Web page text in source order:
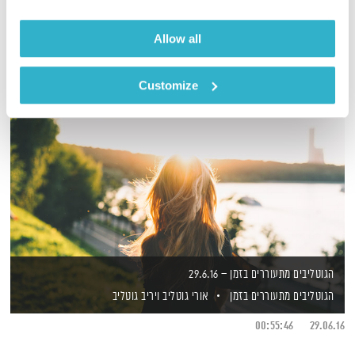
Allow all
Customize
הגוטליבים מתעוררים בזמן – 29.6.16
הגוטליבים מתעוררים בזמן
אורי גוטליב ויריב גוטליב
29.06.16
00:55:46